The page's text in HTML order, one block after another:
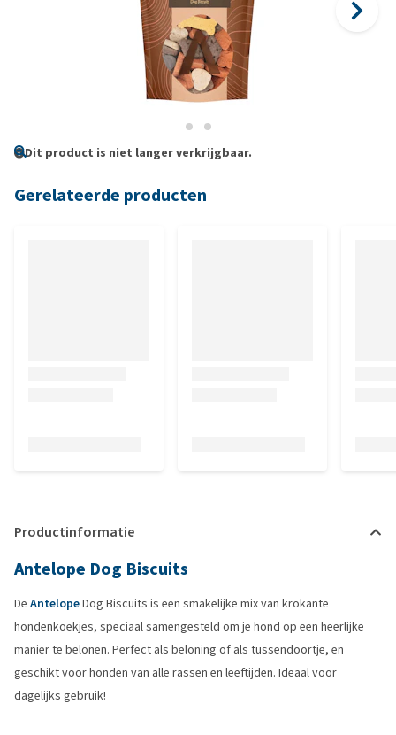
Dit product is niet langer verkrijgbaar.
Gerelateerde producten
Productinformatie
Antelope Dog Biscuits
De AntelopeDog Biscuits is een smakelijke mix van krokante
hondenkoekjes, speciaal samengesteld om je hond op een heerlijke
manier te belonen. Perfect als beloning of als tussendoortje, en
geschikt voor honden van alle rassen en leeftijden. Ideaal voor
dagelijks gebruik!